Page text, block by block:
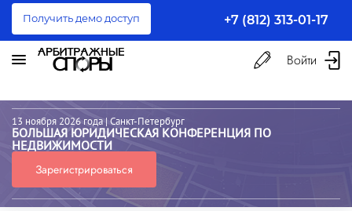
Получить демо доступ +7 (812) 313-01-17
Войти
13 ноября 2026 года | Санкт-Петербург
БОЛЬШАЯ ЮРИДИЧЕСКАЯ КОНФЕРЕНЦИЯ ПО
НЕДВИЖИМОСТИ
Зарегистрироваться